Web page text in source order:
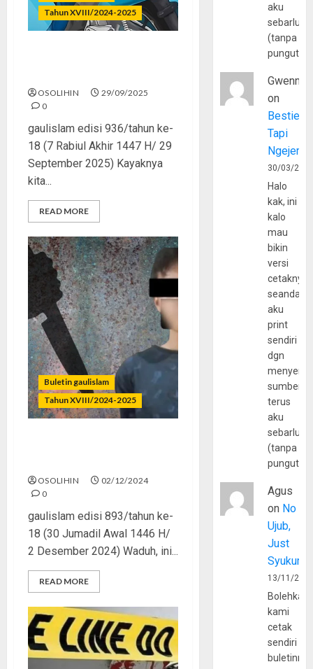
Tahun XVIII/2024-2025
OSOLIHIN
29/09/2025
0
gaulislam edisi 936/tahun ke-
18 (7 Rabiul Akhir 1447 H/ 29
September 2025) Kayaknya
kita...
READ MORE
Buletin gaulislam
Tahun XVIII/2024-2025
OSOLIHIN
02/12/2024
0
gaulislam edisi 893/tahun ke-
18 (30 Jumadil Awal 1446 H/
2 Desember 2024) Waduh, ini...
READ MORE
aku
(tanpa
Gwenny
on
Bestie
Tapi
30/03/
Halo
kak, ini
kalo
mau
bikin
versi
cetaknya
aku
print
sendiri
dgn
sumber
terus
aku
(tanpa
Agus
on No
Ujub,
Just
Syukur
13/11/
Bolehkah
kami
cetak
sendiri